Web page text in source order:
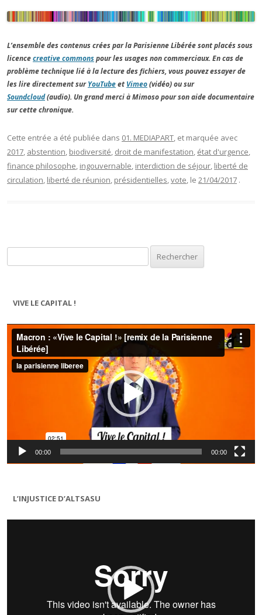
L’ensemble des contenus crées par la Parisienne Libérée sont placés sous
licencecreative commonspour les usages non commerciaux. En cas de
problème technique lié à la lecture des fichiers, vous pouvez essayer de
les lire directement surYouTubeet Vimeo(vidéo) ou sur
Soundcloud(audio). Un grand merci à Mimoso pour son aide documentaire
sur cette chronique.
Cette entrée a été publiée dans 01. MEDIAPART, et marquée avec
2017, abstention, biodiversité, droit de manifestation, état d'urgence,
finance philosophe, ingouvernable, interdiction de séjour, liberté de
circulation, liberté de réunion, présidentielles,vote, le 21/04/2017 .
VIVE LE CAPITAL !
Lecteur
vidéo
00:00 00:00
L’INJUSTICE D’ALTSASU
Lecteur